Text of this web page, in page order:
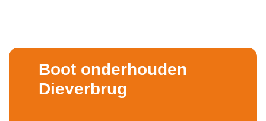
Boot onderhouden
Dieverbrug